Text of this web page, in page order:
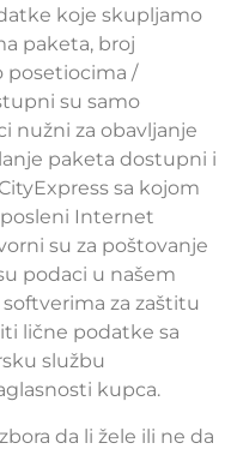
koje skupljamo
paketa, broj
posetiocima /
su samo
nužni za obavljanje
paketa dostupni i
sa kojom
Internet
su za poštovanje
podaci u našem
za zaštitu
lične podatke sa
službu
kupca.
da li žele ili ne da